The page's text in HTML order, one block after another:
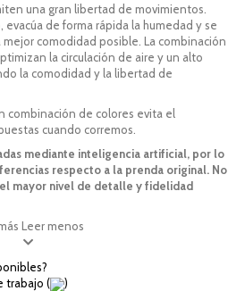
una gran libertad de movimientos.
evacúa de forma rápida la humedad y se
comodidad posible. La combinación
la circulación de aire y un alto
la comodidad y la libertad de
combinación de colores evita el
cuando corremos.
mediante inteligencia artificial, por lo
respecto a la prenda original. No
mayor nivel de detalle y fidelidad
Leer menos
trabajo (
)